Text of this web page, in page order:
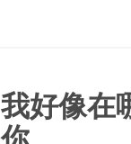
我好像在